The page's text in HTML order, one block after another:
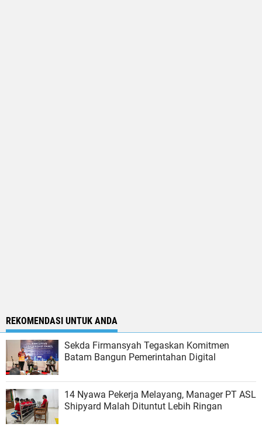
REKOMENDASI UNTUK ANDA
Sekda Firmansyah Tegaskan Komitmen
Batam Bangun Pemerintahan Digital
14 Nyawa Pekerja Melayang, Manager PT ASL
Shipyard Malah Dituntut Lebih Ringan